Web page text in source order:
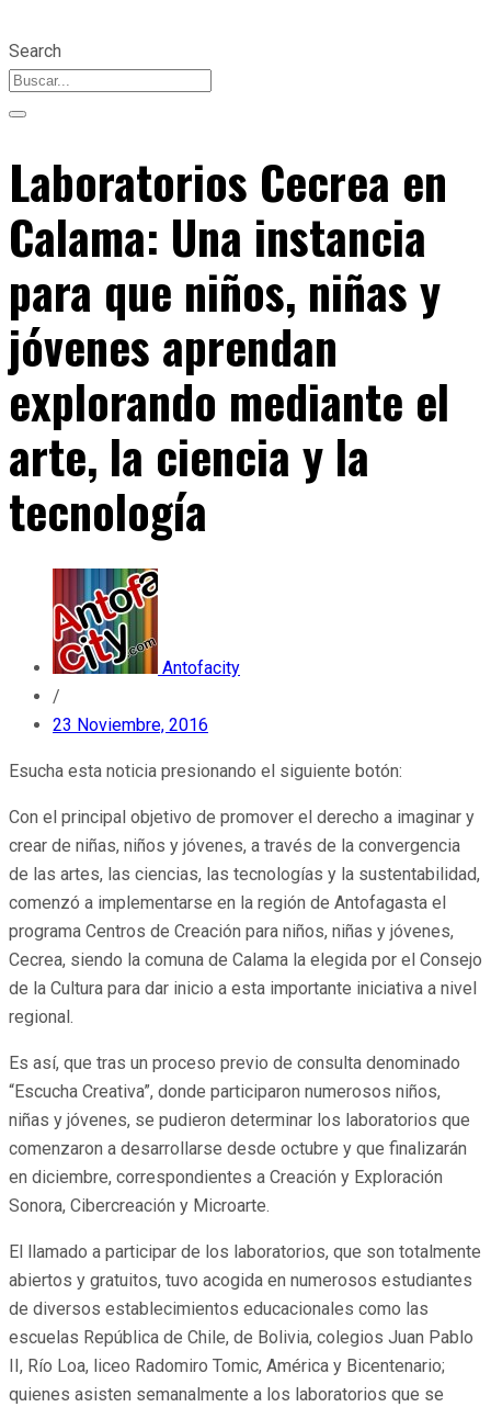
Search
Laboratorios Cecrea en
Calama: Una instancia
para que niños, niñas y
jóvenes aprendan
explorando mediante el
arte, la ciencia y la
tecnología
Antofacity
/
23 Noviembre, 2016
Esucha esta noticia presionando el siguiente botón:
Con el principal objetivo de promover el derecho a imaginar y
crear de niñas, niños y jóvenes, a través de la convergencia
de las artes, las ciencias, las tecnologías y la sustentabilidad,
comenzó a implementarse en la región de Antofagasta el
programa Centros de Creación para niños, niñas y jóvenes,
Cecrea, siendo la comuna de Calama la elegida por el Consejo
de la Cultura para dar inicio a esta importante iniciativa a nivel
regional.
Es así, que tras un proceso previo de consulta denominado
“Escucha Creativa”, donde participaron numerosos niños,
niñas y jóvenes, se pudieron determinar los laboratorios que
comenzaron a desarrollarse desde octubre y que finalizarán
en diciembre, correspondientes a Creación y Exploración
Sonora, Cibercreación y Microarte.
El llamado a participar de los laboratorios, que son totalmente
abiertos y gratuitos, tuvo acogida en numerosos estudiantes
de diversos establecimientos educacionales como las
escuelas República de Chile, de Bolivia, colegios Juan Pablo
II, Río Loa, liceo Radomiro Tomic, América y Bicentenario;
quienes asisten semanalmente a los laboratorios que se